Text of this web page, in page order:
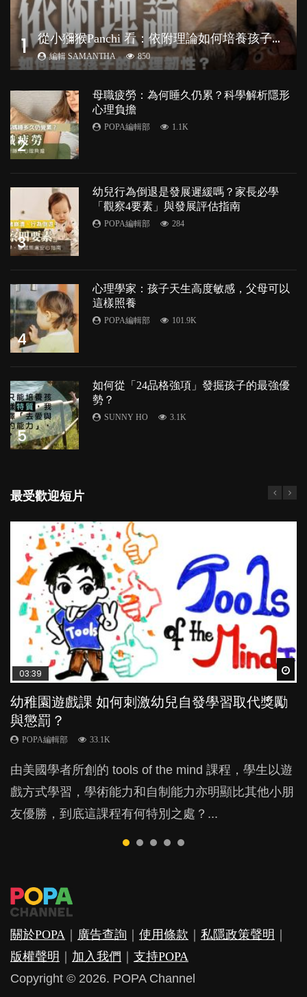
1 從
小獼猴Panchi 看：依附理論如何培養孩子心理韌性？
編輯 SAMANTHA 850
2
母職疲勞：為何睡久仍累？科學解析隱形
心理負擔
POPA編輯部 1.1K
3
幼兒行為倒退是發展遲緩嗎？家長必學
「觀察4要素」與發展評估指南
POPA編輯部 284
4
心理學家：孩子天生高度敏感，父母可以
這樣照養
POPA編輯部 101.9K
5
如何從「24品格強項」發掘孩子的最強優
勢？
SUNNY HO 3.1K
最受歡迎短片
03:39
幼稚園遊戲課 如何刺激幼兒自發學習取代獎勵
與懲罰？
POPA編輯部 33.1K
由美國學者所創的 tools of the mind 課程，學生以遊
戲方式學習，學術能力和自制能力亦明顯比其他小朋
友優勝，到底這課程有何特別之處？...
04:59
幼兒playgroup真係玩耍中學習？研究指BB 15個
月大前上堂不見效果
POPA編輯部 47.1K
現今小朋友的起跑線，愈推愈前。雖然政府並無官方
的統計數字，但粗略估算，香港至少有六、七百家早
期教育中心，但孩子是否愈早上Playgroup愈好？...
03:02
老公患產後憂鬱症對BB的影響
POPA編輯部
鬱，影響日常生活，嚴重的甚至會有自殺，或傷害小
朋友的念頭。但為何爸爸患上產後抑鬱往往難以察
覺？...
04:18
凡事以BB為中心，就係好爸媽？｜別忽視父母
的身心虛耗
POPA編輯部 31.5K
父母日夜無間、身心俱疲地照顧BB，如何做到正向
教養？部份父母更會為了小朋友放棄自己的嗜好、減
少出席朋友聚會等等，你以為會換來美好的親子關
係，有助小朋友成長，但原來父母身心虛耗對孩子的
04:06
全職好？在職好？｜全職媽媽與在職媽媽的壓
力與價值
POPA編輯部 25.8K
許多媽媽心底可能都有一刻掙扎過：究竟全職好，還
是在職好。雖說每個家庭都有自己的獨特狀況和考慮
因素，但原來全職和在職媽媽所養育的子女其實都各
關於POPA ｜ 廣告查詢 ｜ 使用條款 ｜ 私隱政策聲明 ｜
版權聲明 ｜ 加入我們 ｜ 支持POPA
Copyright © 2026. POPA Channel